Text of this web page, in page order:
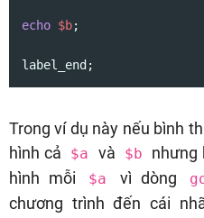
echo $b;
label_end;
Trong ví dụ này nếu bình
hình cả
$a và $b
nhưng
hình mỗi
$a vì dòng
chương trình đến cái